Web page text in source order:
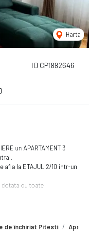
ID CP1882646
Harta
de închiriat Pitesti
un APARTAMENT 3
afla la ETAJUL 2/10 intr-un
cu toate
un cuplu, care este in